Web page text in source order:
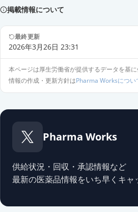
掲載情報について
最終更新
2026年3月26日 23:31
本ページは厚生労働省が提供するデータを基
情報の作成・更新方針はPharma Worksについ
Pharma Works
供給状況・回収・承認情報など
最新の医薬品情報をいち早くキャ